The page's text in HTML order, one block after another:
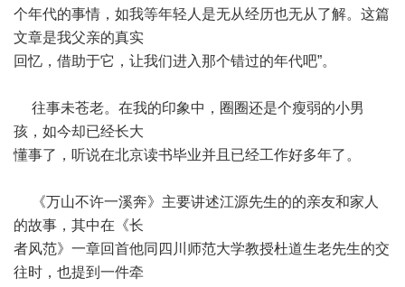
个年代的事情，如我等年轻人是无从经历也无从了解。这篇
文章是我父亲的真实
回忆，借助于它，让我们进入那个错过的年代吧”。
往事未苍老。在我的印象中，圈圈还是个瘦弱的小男
孩，如今却已经长大
懂事了，听说在北京读书毕业并且已经工作好多年了。
《万山不许一溪奔》主要讲述江源先生的的亲友和家人
的故事，其中在《长
者风范》一章回首他同四川师范大学教授杜道生老先生的交
往时，也提到一件牵